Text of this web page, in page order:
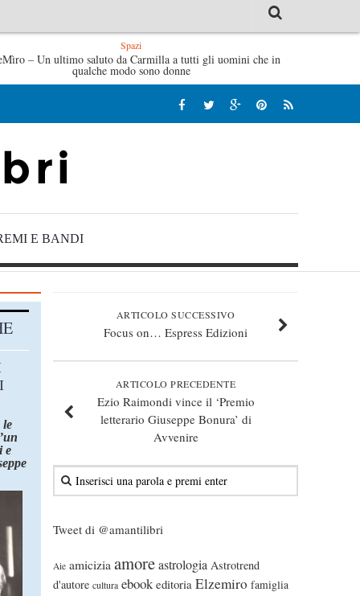
Tutte le mattine di Sybil – Virginia Evans
Spazi
– Un ultimo saluto da Carmilla a tutti gli uomini che in
qualche modo sono donne
E BANDI
ARTICOLO SUCCESSIVO
Focus on… Espress Edizioni
ARTICOLO PRECEDENTE
Ezio Raimondi vince il ‘Premio
letterario Giuseppe Bonura’ di
Avvenire
Tweet di @amantilibri
Aie amicizia amoreastrologia Astrotrend
d'autore cultura ebook editoria Elzemiro famiglia
le
e